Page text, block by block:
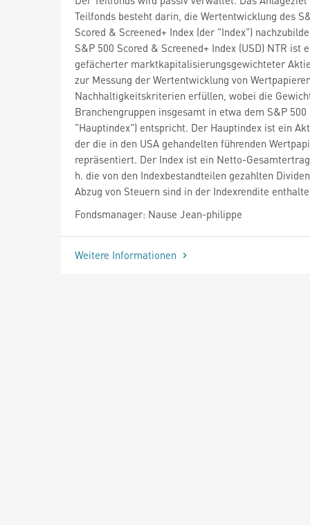
Teilfonds besteht darin, die Wertentwicklung des
Scored & Screened+ Index (der "Index")
S&P 500 Scored & Screened+ Index (USD) NTR ist
gefächerter marktkapitalisierungsgewichteter
zur Messung der Wertentwicklung von
Nachhaltigkeitskriterien erfüllen, wobei die
Branchengruppen insgesamt in etwa dem S&P 500
"Hauptindex") entspricht. Der Hauptindex ist ein
der die in den USA gehandelten führenden
repräsentiert. Der Index ist ein Netto-
h. die von den Indexbestandteilen gezahlten
Abzug von Steuern sind in der Indexrendite
Fondsmanager: Nause Jean-philippe
Weitere Informationen